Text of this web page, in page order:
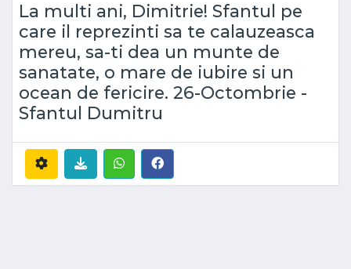
La multi ani, Dimitrie! Sfantul pe
care il reprezinti sa te calauzeasca
mereu, sa-ti dea un munte de
sanatate, o mare de iubire si un
ocean de fericire. 26-Octombrie -
Sfantul Dumitru